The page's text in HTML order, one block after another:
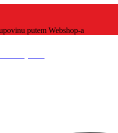
putem Webshop-a